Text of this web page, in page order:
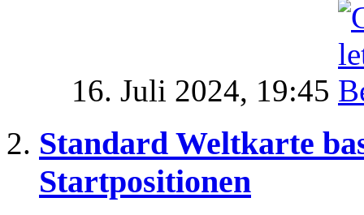
16. Juli 2024, 19:45
Standard Weltkarte
Startpositionen